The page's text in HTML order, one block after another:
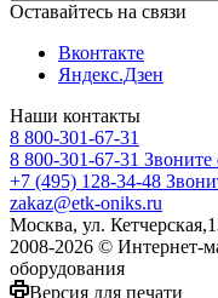
Оставайтесь на связи
Вконтакте
Яндекс.Дзен
Наши контакты
8 800-301-67-31
8 800-301-67-31 Звоните
+7 (495) 128-34-48
zakaz@etk-oniks.ru
Москва, ул.
2008-2026 © Интернет-
оборудования
Версия для печати